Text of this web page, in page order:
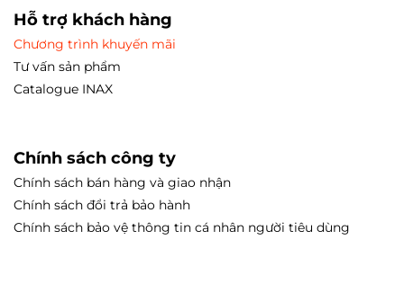
Hỗ trợ khách hàng
Chương trình khuyến mãi
Tư vấn sản phẩm
Catalogue INAX
Chính sách công ty
Chính sách bán hàng và giao nhận
Chính sách đổi trả bảo hành
Chính sách bảo vệ thông tin cá nhân người tiêu dùng